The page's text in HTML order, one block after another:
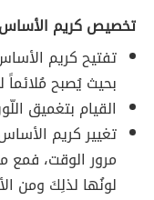
تخصيص كريم الأساس
تفتيح كريم
بحيث يُصبح مُلائماً
القيام بتغميق
تغيير كريم
مرور الوقت، فمع
لونُها لذلِكَ ومن